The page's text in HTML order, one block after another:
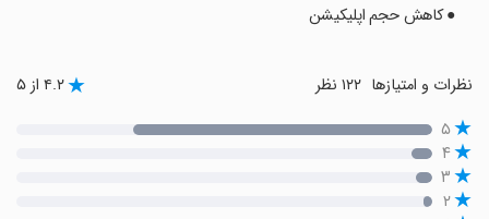
● کاهش حجم اپلیکیشن
نظرات و امتیازها ۴.۲ از ۵
۵
۴
۳
۲